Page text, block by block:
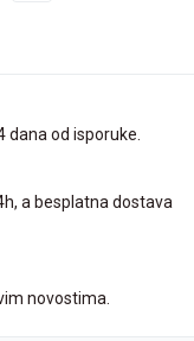
od isporuke.
a besplatna dostava
novostima.